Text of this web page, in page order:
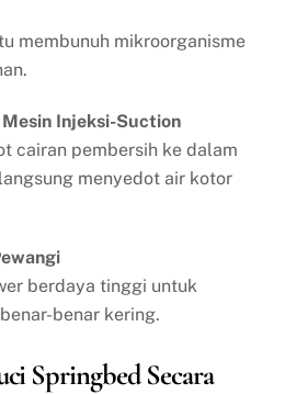
membunuh mikroorganisme
Injeksi-Suction
cairan pembersih ke dalam
menyedot air kotor
berdaya tinggi untuk
benar kering.
Springbed Secara